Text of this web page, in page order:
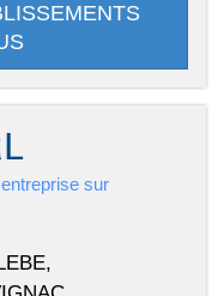
sur